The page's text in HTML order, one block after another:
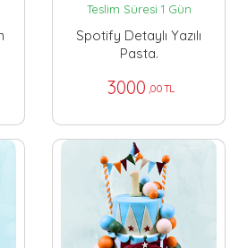
Teslim Süresi 1 Gün
Spotify Detaylı Yazılı
Pasta.
3000 ,00 TL